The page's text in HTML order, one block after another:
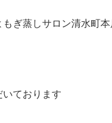
ぎ蒸しサロン清水町
いております